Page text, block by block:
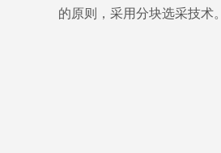
的原则，采用分块选采技术。